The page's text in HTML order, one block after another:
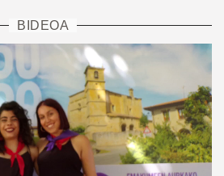
BIDEOA